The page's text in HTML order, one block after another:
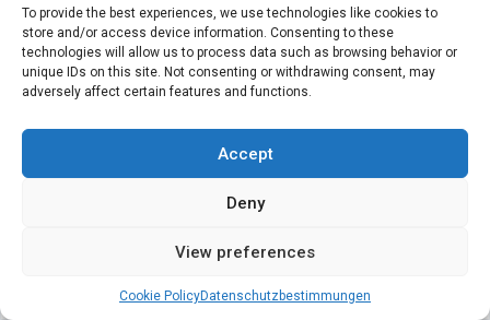
To provide the best experiences, we use technologies like cookies to
store and/or access device information. Consenting to these
technologies will allow us to process data such as browsing behavior or
unique IDs on this site. Not consenting or withdrawing consent, may
adversely affect certain features and functions.
Accept
Deny
View preferences
Cookie PolicyDatenschutzbestimmungen
€ 2,884,000
3-Schlafzimmer-Penthouse zum Verkau...
Immobilien-Besichtigungsreisen
Kirillowa